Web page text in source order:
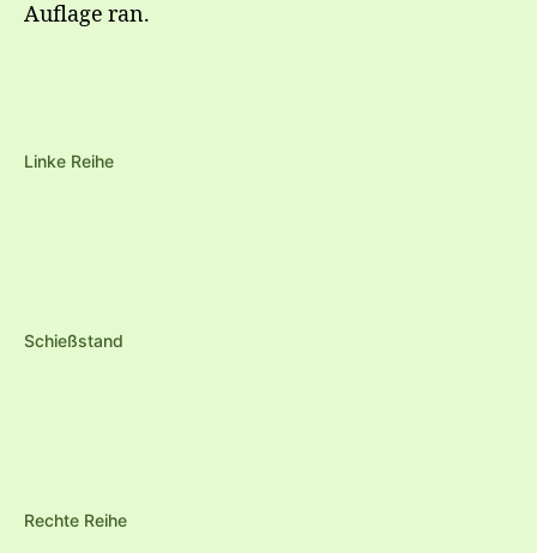
Auflage ran.
Linke Reihe
Schießstand
Rechte Reihe